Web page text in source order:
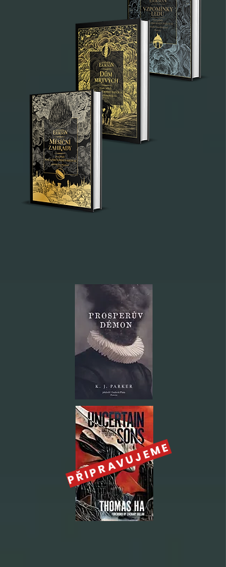
PŘIPRAVUJEME